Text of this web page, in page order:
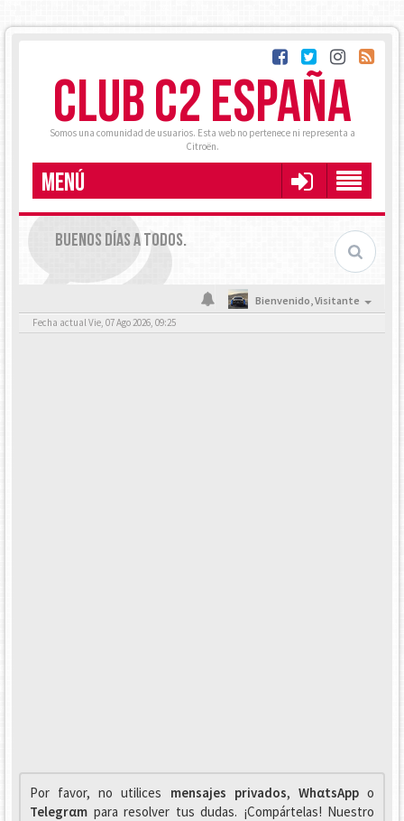
CLUB C2 ESPAÑA
Somos una comunidad de usuarios. Esta web no pertenece ni representa a
Citroën.
MENÚ
BUENOS DÍAS A TODOS.
Bienvenido,Visitante
Fecha actual Vie, 07 Ago 2026, 09:25
Por favor, no utilices mensajes privados, WhαtsAppo
Telegrαm para resolver tus dudas. ¡Compártelas! Nuestro